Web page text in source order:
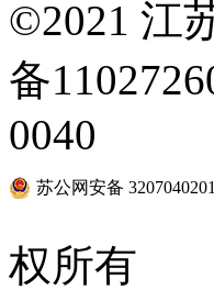
©2021 江
备
0040
苏公网安备
权所有